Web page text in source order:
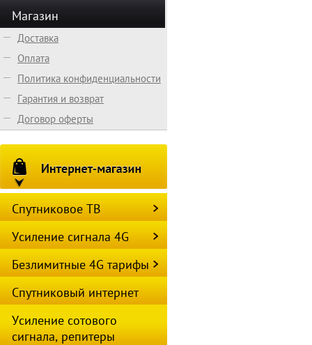
Магазин
Доставка
Оплата
Политика конфиденциальности
Гарантия и возврат
Договор оферты
Спутниковое ТВ
Усиление сигнала 4G
Безлимитные 4G тарифы
Спутниковый интернет
Усиление сотового
сигнала, репитеры